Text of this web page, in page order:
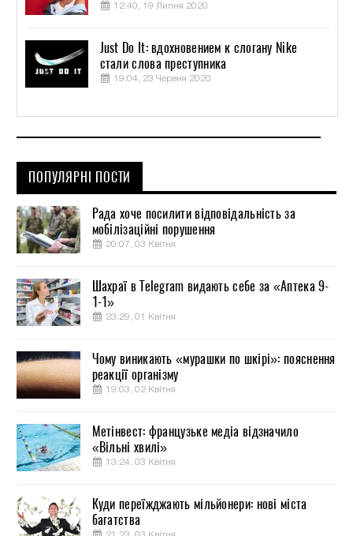
12:40, 19 Липня 2020
Just Do It: вдохновением к слогану Nike
стали слова преступника
19:04, 23 Червня 2020
ПОПУЛЯРНІ ПОСТИ
Рада хоче посилити відповідальність за
мобілізаційні порушення
20:07, 03 Квітня
Шахраї в Telegram видають себе за «Аптека 9-
1-1»
23:29, 01 Квітня
Чому виникають «мурашки по шкірі»: пояснення
реакції організму
19:03, 02 Квітня
Метінвест: французьке медіа відзначило
«Вільні хвилі»
13:24, 03 Квітня
Куди переїжджають мільйонери: нові міста
багатства